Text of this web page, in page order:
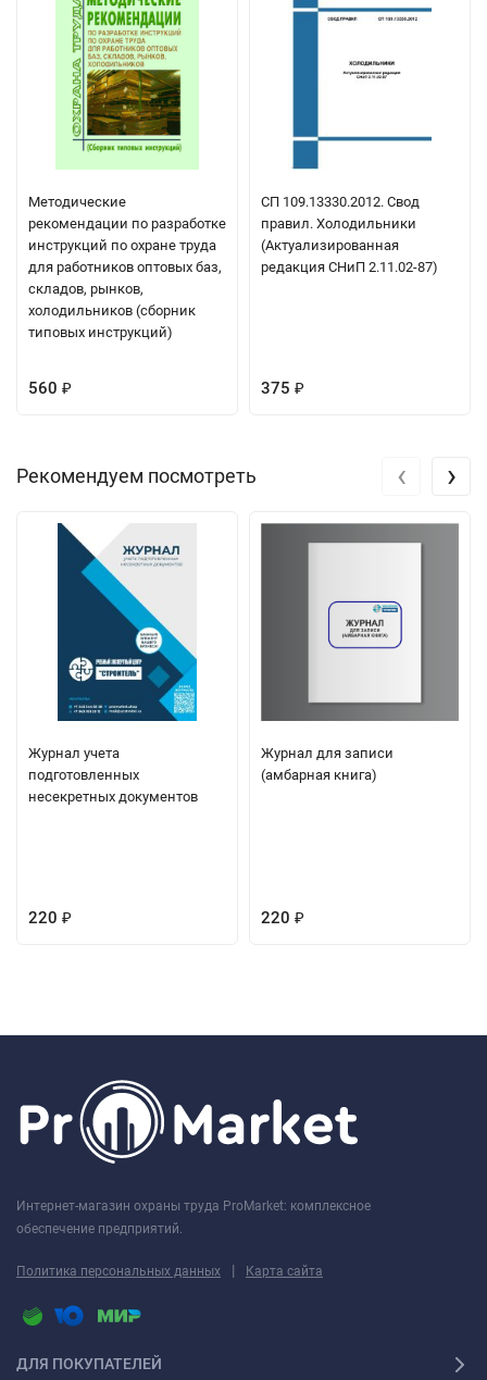
Методические
рекомендации по разработке
инструкций по охране труда
для работников оптовых баз,
складов, рынков,
холодильников (сборник
типовых инструкций)
560 ₽
СП 109.13330.2012. Свод
правил. Холодильники
(Актуализированная
редакция СНиП 2.11.02-87)
375 ₽
Рекомендуем посмотреть
Журнал учета
подготовленных
несекретных документов
220 ₽
Журнал для записи
(амбарная книга)
220 ₽
‹ ›
Интернет-магазин охраны труда ProMarket: комплексное
обеспечение предприятий.
Политика персональных данных | Карта сайта
ДЛЯ ПОКУПАТЕЛЕЙ